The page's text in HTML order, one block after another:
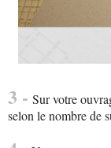
3 - Sur votre
selon le nombre de